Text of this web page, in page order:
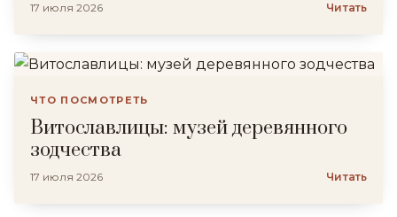
17 июля 2026 Читать
ЧТО ПОСМОТРЕТЬ
Витославлицы: музей деревянного
зодчества
17 июля 2026 Читать